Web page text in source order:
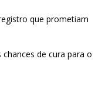
que prometiam
de cura para o